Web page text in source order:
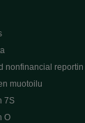
nonfinancial reportin
muotoilu
7S
O